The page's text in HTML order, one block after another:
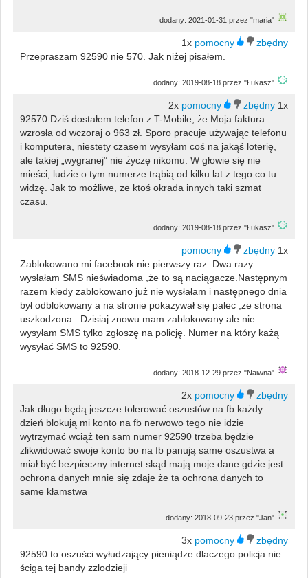
dodany: 2021-01-31 przez "maria"
1x
Przepraszam 92590 nie 570. Jak niżej pisałem.
dodany: 2019-08-18 przez "Łukasz"
2x
1x
92570 Dziś dostałem telefon z T-Mobile, że Moja faktura
wzrosła od wczoraj o 963 zł. Sporo pracuje używając telefonu
i komputera, niestety czasem wysyłam coś na jakąś loterię,
ale takiej „wygranej” nie życzę nikomu. W głowie się nie
mieści, ludzie o tym numerze trąbią od kilku lat z tego co tu
widzę. Jak to możliwe, ze ktoś okrada innych taki szmat
czasu.
dodany: 2019-08-18 przez "Łukasz"
1x
Zablokowano mi facebook nie pierwszy raz. Dwa razy
wysłałam SMS nieświadoma ,że to są naciągacze.Następnym
razem kiedy zablokowano już nie wysłałam i następnego dnia
był odblokowany a na stronie pokazywał się palec ,ze strona
uszkodzona.. Dzisiaj znowu mam zablokowany ale nie
wysyłam SMS tylko zgłoszę na policję. Numer na który każą
wysyłać SMS to 92590.
dodany: 2018-12-29 przez "Naiwna"
2x
Jak długo będą jeszcze tolerować oszustów na fb każdy
dzień blokują mi konto na fb nerwowo tego nie idzie
wytrzymać wciąż ten sam numer 92590 trzeba będzie
zlikwidować swoje konto bo na fb panują same oszustwa a
miał być bezpieczny internet skąd mają moje dane gdzie jest
ochrona danych mnie się zdaje że ta ochrona danych to
same kłamstwa
dodany: 2018-09-23 przez "Jan"
3x
92590 to oszuści wyłudzający pieniądze dlaczego policja nie
ściga tej bandy zzlodzieji